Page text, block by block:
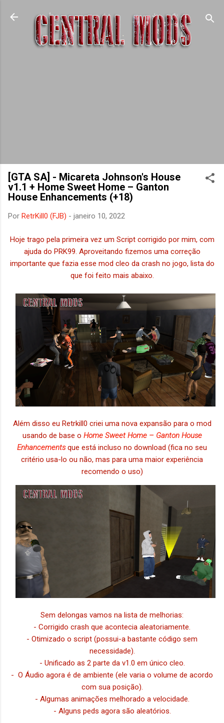
Pular para o conteúdo principal
[GTA SA] - Micareta Johnson's House
v1.1 + Home Sweet Home – Ganton
House Enhancements (+18)
Por RetrKill0 (FJB) - janeiro 10, 2022
Hoje trago pela primeira vez um Script corrigido por mim, com
ajuda do PRK99. Aproveitando fizemos uma correção
importante que fazia esse mod cleo da crash no jogo, lista do
que foi feito mais abaixo.
Além disso eu Retrkill0 criei uma nova expansão para o mod
usando de base o Home Sweet Home – Ganton House
Enhancementsque está incluso no download (fica no seu
critério usa-lo ou não, mas para uma maior experiência
recomendo o uso)
Sem delongas vamos na lista de melhorias:
- Corrigido crash que acontecia aleatoriamente.
- Otimizado o script (possui-a bastante código sem
necessidade).
- Unificado as 2 parte da v1.0 em único cleo.
- O Áudio agora é de ambiente (ele varia o volume de acordo
com sua posição).
- Algumas animações melhorado a velocidade.
- Alguns peds agora são aleatórios.